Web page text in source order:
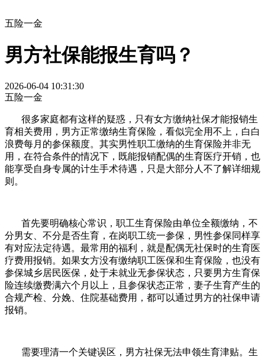
五险一金
男方社保能报生育吗？
2026-06-04 10:31:30
五险一金
很多家庭都有这样的疑惑，只有女方缴纳社保才能报销生
育相关费用，男方正常缴纳生育保险，看似完全用不上，白白
浪费每月的参保额度。其实男性职工缴纳的生育保险并非无
用，在符合条件的情况下，既能报销配偶的生育医疗开销，也
能享受自身专属的计生手术待遇，只是大部分人不了解详细规
则。
首先要明确核心常识，职工生育保险由单位全额缴纳，不
分男女、不分是否生育，在岗职工统一参保，男性参保同样享
有对应法定待遇。最常用的福利，就是配偶无社保时的生育医
疗费用报销。如果女方没有缴纳职工医保和生育保险，也没有
参保城乡居民医保，处于未就业无参保状态，只要男方生育保
险连续缴费满六个月以上，且参保状态正常，妻子生育产生的
合规产检、分娩、住院基础费用，都可以通过男方的社保申请
报销。
需要理清一个关键误区，男方社保无法申领生育津贴。生